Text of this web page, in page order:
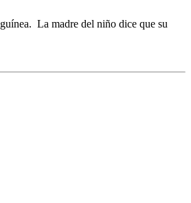
La madre del niño dice que su